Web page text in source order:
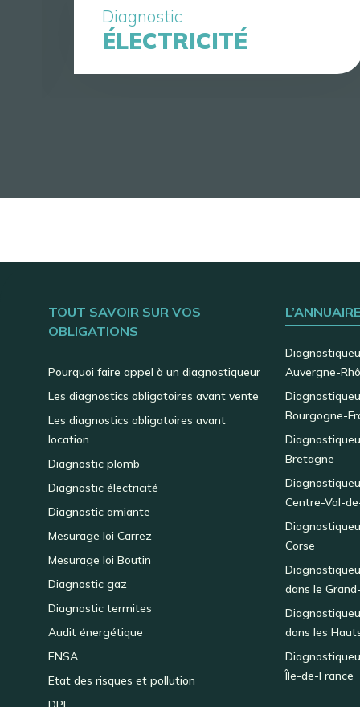
Diagnostic
ÉLECTRICITÉ
TOUT SAVOIR SUR VOS
OBLIGATIONS
Pourquoi faire appel à un diagnostiqueur
Les diagnostics obligatoires avant vente
Les diagnostics obligatoires avant
location
Diagnostic plomb
Diagnostic électricité
Diagnostic amiante
Mesurage loi Carrez
Mesurage loi Boutin
Diagnostic gaz
Diagnostic termites
Audit énergétique
ENSA
Etat des risques et pollution
Auvergne-
Bourgogne-
Bretagne
Centre-Val-
Corse
dans le
dans les
Île-de-France